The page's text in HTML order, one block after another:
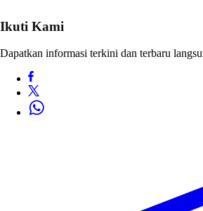
Ikuti Kami
Dapatkan informasi terkini dan terbaru